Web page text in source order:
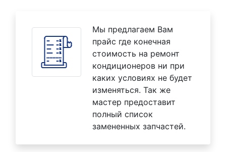
Мы предлагаем Вам
прайс где конечная
стоимость на ремонт
кондиционеров ни при
каких условиях не будет
изменяться. Так же
мастер предоставит
полный список
замененных запчастей.